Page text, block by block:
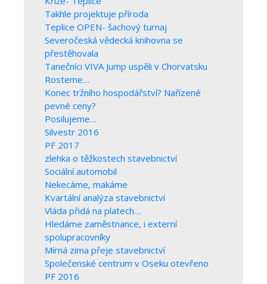
Takhle projektuje příroda
Teplice OPEN- šachový turnaj
Severočeská vědecká knihovna se
přestěhovala
Tanečníci VIVA Jump uspěli v Chorvatsku
Rosteme…
Konec tržního hospodářství? Nařízené
pevné ceny?
Posilujeme…
Silvestr 2016
PF 2017
zlehka o těžkostech stavebnictví
Sociální automobil
Nekecáme, makáme
Kvartální analýza stavebnictví
Vláda přidá na platech…
Hledáme zaměstnance, i externí
spolupracovníky
Mírná zima přeje stavebnictví
Společenské centrum v Oseku otevřeno
PF 2016